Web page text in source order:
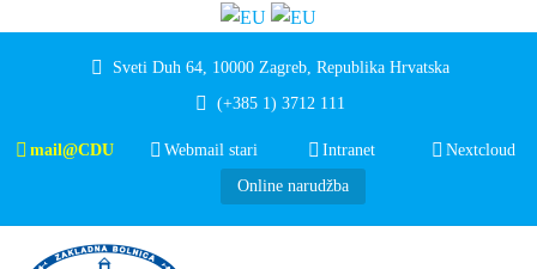
Sveti Duh 64, 10000 Zagreb, Republika Hrvatska
(+385 1) 3712 111
mail@CDU Webmail stari Intranet
Nextcloud
Online narudžba